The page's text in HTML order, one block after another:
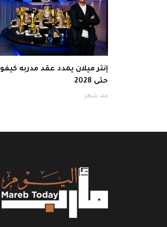
إنتر ميلان يمدد عقد مدربه كيفو
حتى 2028
منذ شهر